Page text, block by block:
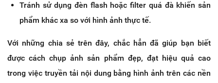
Tránh sử dụng đèn flash hoặc filter quá đà khiến sản
phẩm khác xa so với hình ảnh thực tế.
Với những chia sẻ trên đây, chắc hẳn đã giúp bạn biết
được cách chụp ảnh sản phẩm đẹp, đạt hiệu quả cao
trong việc truyền tải nội dung bằng hình ảnh trên các nền